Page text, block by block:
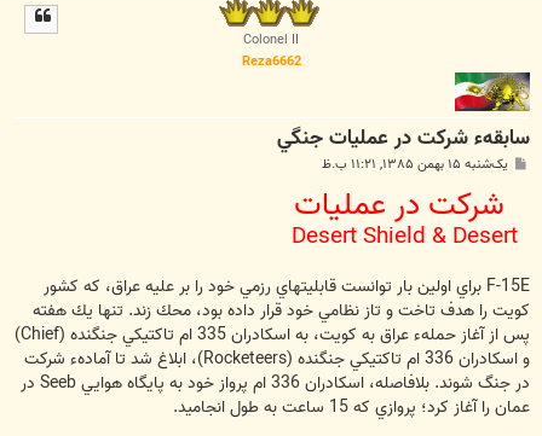
Colonel II
Reza6662
سابقهء شركت در عمليات جنگي
پ یک‌شنبه ۱۵ بهمن ۱۳۸۵, ۱۱:۲۱ ب.ظ
شركت در عمليات
F-15E براي اولين بار توانست قابليتهاي رزمي خود را بر عليه عراق، كه كشور
كويت را هدف تاخت و تاز نظامي خود قرار داده بود، محك زند. تنها يك هفته
پس از آغاز حملهء عراق به كويت، به اسكادران 335 ام تاكتيكي جنگنده (Chief)
و اسكادران 336 ام تاكتيكي جنگنده (Rocketeers)، ابلاغ شد تا آمادهء شركت
در جنگ شوند. بلافاصله، اسكادران 336 ام پرواز خود به پايگاه هوايي Seeb در
عمان را آغاز كرد؛ پروازي كه 15 ساعت به طول انجاميد.